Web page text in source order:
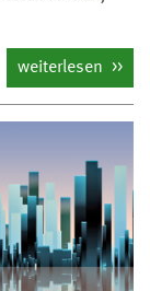
weiterlesen